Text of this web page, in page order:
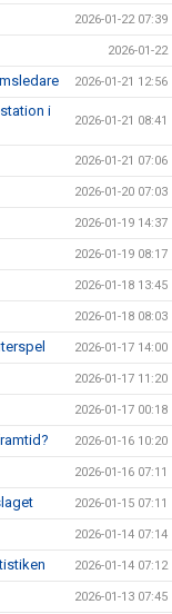
2026-01-22 07:39
2026-01-22
2026-01-21 12:56
i
2026-01-21 08:41
2026-01-21 07:06
2026-01-20 07:03
2026-01-19 14:37
2026-01-19 08:17
2026-01-18 13:45
2026-01-18 08:03
2026-01-17 14:00
2026-01-17 11:20
2026-01-17 00:18
2026-01-16 10:20
2026-01-16 07:11
2026-01-15 07:11
2026-01-14 07:14
2026-01-14 07:12
2026-01-13 07:45